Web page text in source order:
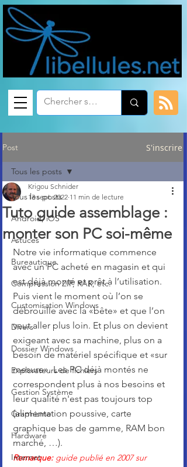
Post S'inscrire
Tous les posts
Android, iOS
Astuces
Bureautique
Compression ZIP, RAR, etc.
Customisation Windows
Divers
Dossier Windows
Explorateurs de fichiers
Gestion Système
Graphisme
Hardware
Internet
Tous les posts
Tuto guide assemblage :
monter son PC soi-même
Krigou Schnider
13 sept. 2022 11 min de lecture
Notre vie informatique commence
avec un PC acheté en magasin et qui
est déjà monté et prêt à l’utilisation.
Puis vient le moment où l’on se
débrouille avec la «bête» et que l’on
veut aller plus loin. Et plus on devient
exigeant avec sa machine, plus on a
besoin de matériel spécifique et «sur
mesure». Les PC déjà montés ne
correspondent plus à nos besoins et
leur qualité n'est pas toujours top
(alimentation poussive, carte
graphique bas de gamme, RAM bon
marché, …).
Remarque: guide publié en 2007 sur